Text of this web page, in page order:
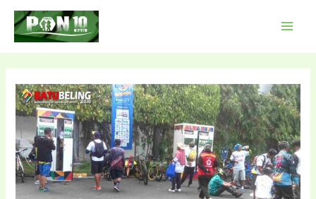
konten
navigation